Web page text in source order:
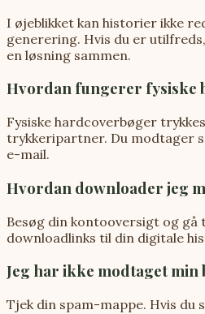
I øjeblikket kan historier ikke
generering. Hvis du er
en løsning sammen.
Hvordan fungerer fysiske
Fysiske hardcoverbøger
trykkeripartner. Du modtager
e-mail.
Hvordan downloader jeg
Besøg din kontooversigt og
downloadlinks til din digitale
Jeg har ikke modtaget
Tjek din spam-mappe. Hvis du